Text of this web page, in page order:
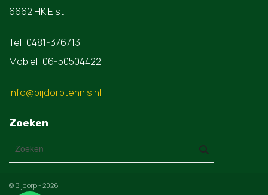
6662 HK Elst
Tel: 0481-376713
Mobiel: 06-50504422
info@bijdorptennis.nl
Zoeken
© Bijdorp - 2026